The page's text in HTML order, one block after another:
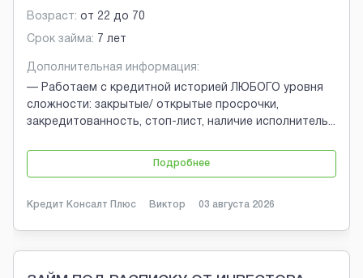
Возраст: от 22 до 70
Срок займа: 7 лет
Дополнительная информация:
— Работаем с кредитной историей ЛЮБОГО уровня
сложности: закрытые/ открытые просрочки,
закредитованность, стоп-лист, наличие исполнитель...
Подробнее
Кредит Консалт Плюс Виктор 03 августа 2026